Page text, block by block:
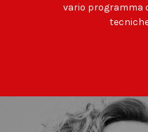
vario programma